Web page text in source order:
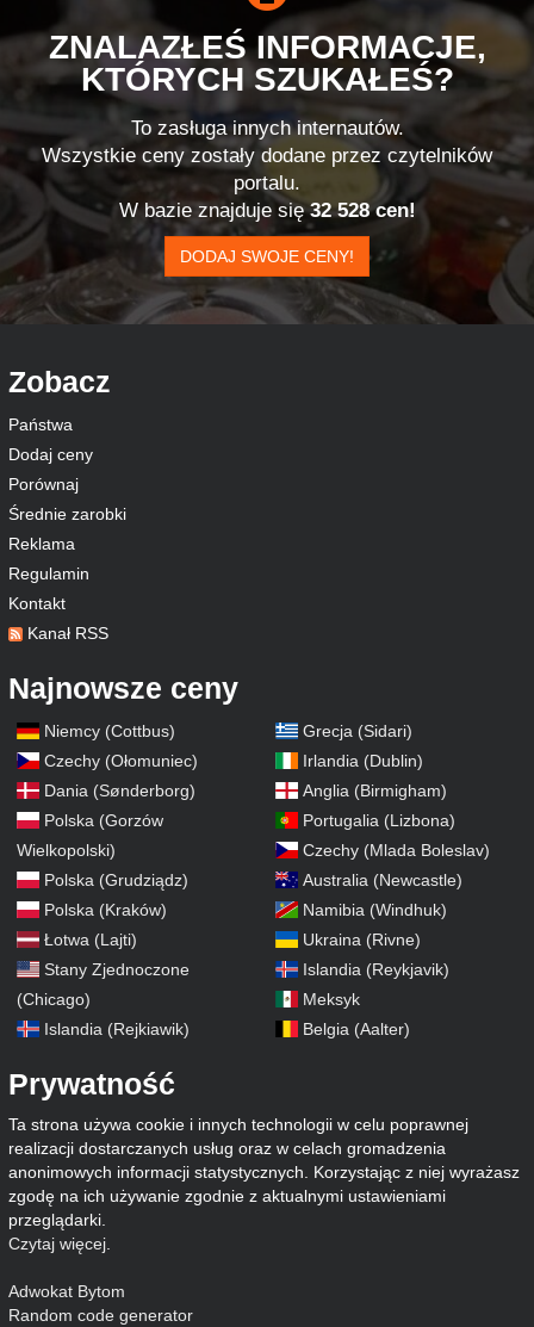
ZNALAZŁEŚ INFORMACJE,
KTÓRYCH SZUKAŁEŚ?
To zasługa innych internautów.
Wszystkie ceny zostały dodane przez czytelników
portalu.
W bazie znajduje się32 528 cen!
DODAJ SWOJE CENY!
Zobacz
Państwa
Dodaj ceny
Porównaj
Średnie zarobki
Reklama
Regulamin
Kontakt
Kanał RSS
Najnowsze ceny
Niemcy (Cottbus)
Czechy (Ołomuniec)
Dania (Sønderborg)
Polska (Gorzów
Wielkopolski)
Polska (Grudziądz)
Polska (Kraków)
Łotwa (Lajti)
Stany Zjednoczone
(Chicago)
Islandia (Rejkiawik)
Grecja (Sidari)
Irlandia (Dublin)
Anglia (Birmigham)
Portugalia (Lizbona)
Czechy (Mlada Boleslav)
Australia (Newcastle)
Namibia (Windhuk)
Ukraina (Rivne)
Islandia (Reykjavik)
Meksyk
Belgia (Aalter)
Prywatność
Ta strona używa cookie i innych technologii w celu poprawnej
realizacji dostarczanych usług oraz w celach gromadzenia
anonimowych informacji statystycznych. Korzystając z niej wyrażasz
zgodę na ich używanie zgodnie z aktualnymi ustawieniami
przeglądarki.
Czytaj więcej
Adwokat Bytom
Random code generator